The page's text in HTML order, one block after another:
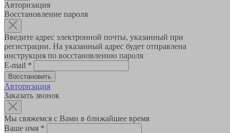
Авторизация
Восстановление пароля
Введите адрес электронной почты, указанный при
регистрации. На указанный адрес будет отправлена
инструкция по восстановлению пароля
E-mail *
Авторизация
Заказать звонок
Мы свяжемся с Вами в ближайшее время
Ваше имя *